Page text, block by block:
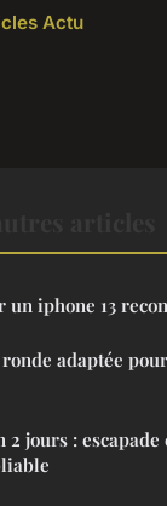
Actu
iphone 13
adaptée
jours :